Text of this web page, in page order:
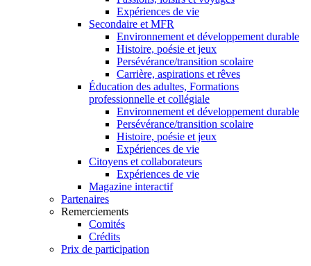
Expériences de vie
Secondaire et MFR
Environnement et développement durable
Histoire, poésie et jeux
Persévérance/transition scolaire
Carrière, aspirations et rêves
Éducation des adultes, Formations
professionnelle et collégiale
Environnement et développement durable
Persévérance/transition scolaire
Histoire, poésie et jeux
Expériences de vie
Citoyens et collaborateurs
Expériences de vie
Magazine interactif
Partenaires
Remerciements
Comités
Crédits
Prix de participation